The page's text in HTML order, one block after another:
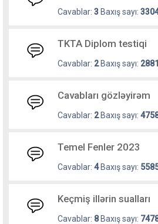
Cavablar: 3 Baxış sayı:
TKTA Diplom testiqi
Cavablar: 2Baxış sayı: 2881
Cavabları gözləyirəm
Cavablar: 2Baxış sayı:
Temel Fenler 2023
Cavablar: 4Baxış sayı:
Keçmiş illərin sualları
Cavablar: 8Baxış sayı: